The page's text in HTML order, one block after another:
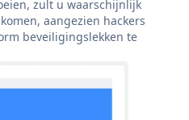
zult u waarschijnlijk
aangezien hackers
beveiligingslekken te